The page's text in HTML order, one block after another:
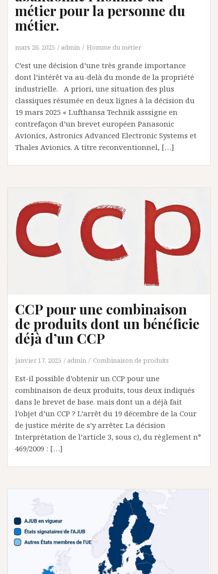
métier pour la personne du
métier.
mars 26, 2025 admin Homme du métier
C’est une décision d’une très grande importance
dont l’intérêt va au-delà du monde de la propriété
industrielle. A priori, une situation des plus
classiques résumée en deux lignes à la décision du
19 mars 2025 « Lufthansa Technik asssigne en
contrefaçon d’un brevet européen Panasonic
Avionics, Astronics Advanced Electronic Systems et
Thales Avionics. A titre reconventionnel, […]
CCP pour une combinaison
de produits dont un bénéficie
déjà d’un CCP
janvier 17, 2025 admin Combinaison de produits
Est-il possible d’obtenir un CCP pour une
combinaison de deux produits, tous deux indiqués
dans le brevet de base. mais dont un a déjà fait
l’objet d’un CCP ? L’arrêt du 19 décembre de la Cour
de justice mérite de s’y arrêter. La décision
Interprétation de l’article 3, sous c), du règlement n°
469/2009 : […]